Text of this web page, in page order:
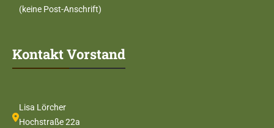
(keine Post-Anschrift)
Kontakt Vorstand
Lisa Lörcher
Hochstraße 22a